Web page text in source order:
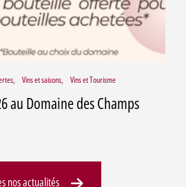
, Vins et saisons, Vins et Tourisme
au Domaine des Champs
nos actualités